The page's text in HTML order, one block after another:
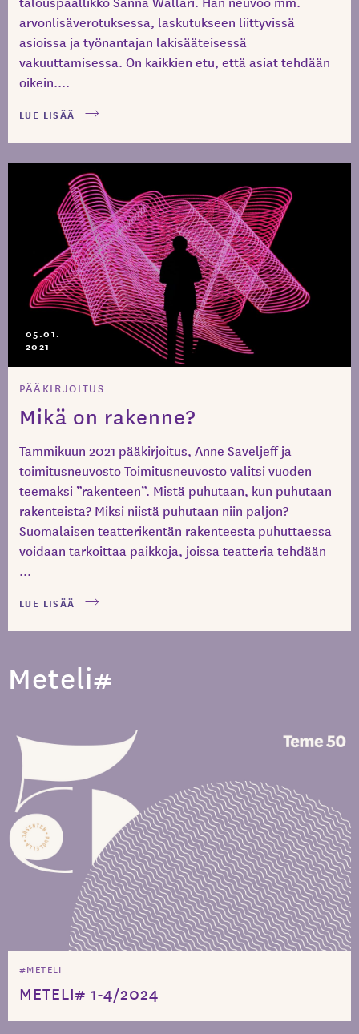
arvonlisäverotuksessa, laskutukseen liittyvissä
asioissa ja työnantajan lakisääteisessä
vakuuttamisessa. On kaikkien etu, että asiat tehdään
oikein....
LUE LISÄÄ
05.01.
2021
PÄÄKIRJOITUS
Mikä on rakenne?
Tammikuun 2021 pääkirjoitus, Anne Saveljeff ja
toimitusneuvosto Toimitusneuvosto valitsi vuoden
teemaksi ”rakenteen”. Mistä puhutaan, kun puhutaan
rakenteista? Miksi niistä puhutaan niin paljon?
Suomalaisen teatterikentän rakenteesta puhuttaessa
voidaan tarkoittaa paikkoja, joissa teatteria tehdään
...
LUE LISÄÄ
Meteli#
#METELI
METELI# 1-4/2024